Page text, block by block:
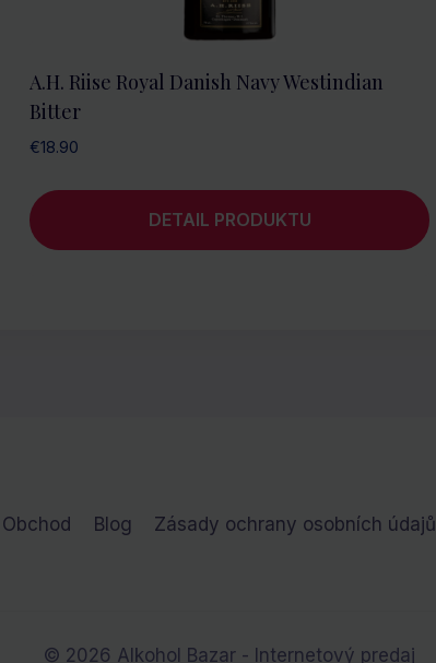
A.H. Riise Royal Danish Navy Westindian
Bitter
€18.90
DETAIL PRODUKTU
Obchod Blog Zásady ochrany osobních údajů
© 2026 Alkohol Bazar - Internetový predaj